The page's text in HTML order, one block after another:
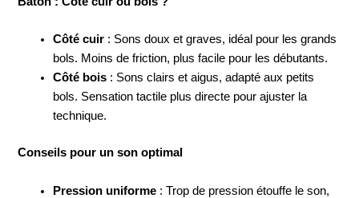
Côté cuir : Sons doux et graves, idéal pour les grands
bols. Moins de friction, plus facile pour les débutants.
Côté bois : Sons clairs et aigus, adapté aux petits
bols. Sensation tactile plus directe pour ajuster la
technique.
Conseils pour un son optimal
Pression uniforme : Trop de pression étouffe le son,